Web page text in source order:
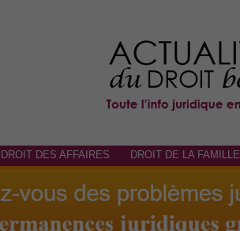
DROIT DES AFFAIRES DROIT DE LA FAMILLE